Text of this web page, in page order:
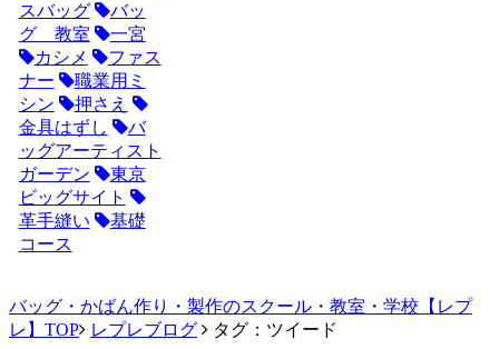
スバッグ
バッ
グ 教室
一宮
カシメ
ファス
ナー
職業用ミ
シン
押さえ
金具はずし
バ
ッグアーティスト
ガーデン
東京
ビッグサイト
革手縫い
基礎
コース
バッグ・かばん作り・製作のスクール・教室・学校【レプ
レ】TOP
レプレブログ タグ：ツイード